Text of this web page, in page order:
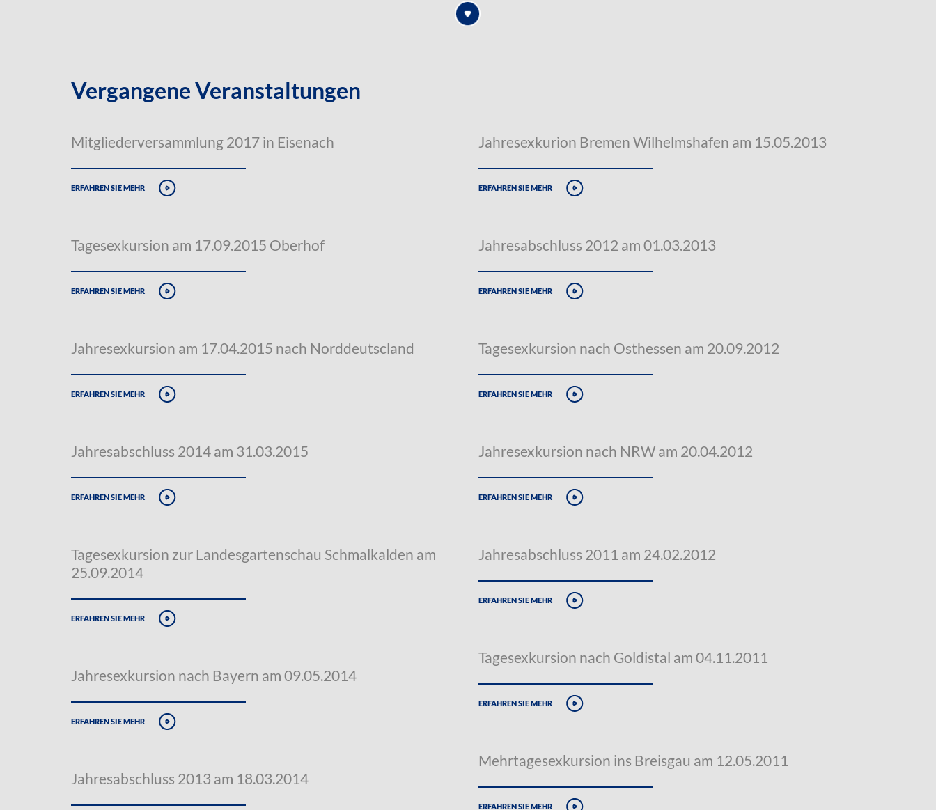
Vergangene Veranstaltungen
Mitgliederversammlung 2017 in Eisenach
erfahren sie mehr
Tagesexkursion am 17.09.2015 Oberhof
erfahren sie mehr
Jahresexkursion am 17.04.2015 nach Norddeutscland
erfahren sie mehr
Jahresabschluss 2014 am 31.03.2015
erfahren sie mehr
Tagesexkursion zur Landesgartenschau Schmalkalden am
25.09.2014
erfahren sie mehr
Jahresexkursion nach Bayern am 09.05.2014
erfahren sie mehr
Jahresabschluss 2013 am 18.03.2014
Jahresexkurion Bremen Wilhelmshafen am 15.05.2013
erfahren sie mehr
Jahresabschluss 2012 am 01.03.2013
erfahren sie mehr
Tagesexkursion nach Osthessen am 20.09.2012
erfahren sie mehr
Jahresexkursion nach NRW am 20.04.2012
erfahren sie mehr
Jahresabschluss 2011 am 24.02.2012
erfahren sie mehr
Tagesexkursion nach Goldistal am 04.11.2011
erfahren sie mehr
Mehrtagesexkursion ins Breisgau am 12.05.2011
erfahren sie mehr